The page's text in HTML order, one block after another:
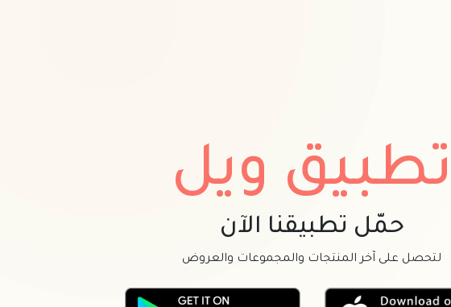
تطبيق ويل
حمّل تطبيقنا الآن
لتحصل على آخر المنتجات والمجموعات والعروض